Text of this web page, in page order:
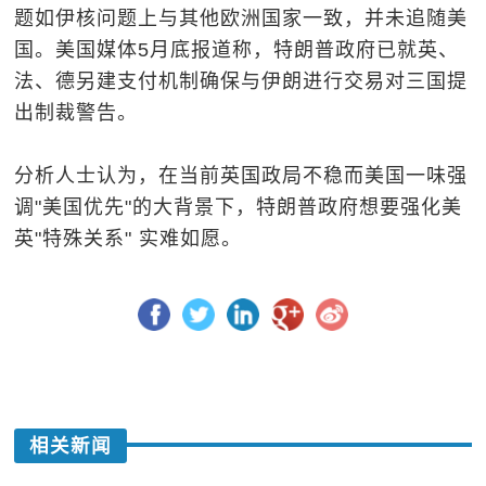
题如伊核问题上与其他欧洲国家一致，并未追随美
国。美国媒体5月底报道称，特朗普政府已就英、
法、德另建支付机制确保与伊朗进行交易对三国提
出制裁警告。
分析人士认为，在当前英国政局不稳而美国一味强
调"美国优先"的大背景下，特朗普政府想要强化美
英"特殊关系" 实难如愿。
相关新闻